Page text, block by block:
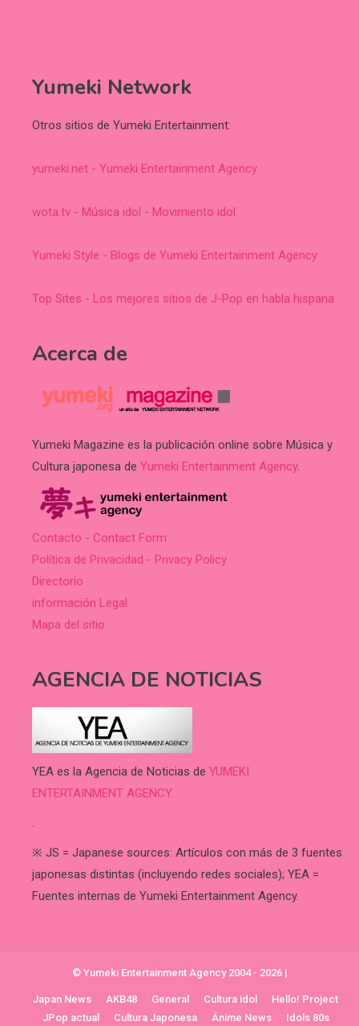
Yumeki Network
Otros sitios de Yumeki Entertainment:
yumeki.net - Yumeki Entertainment Agency
wota.tv - Música idol - Movimiento idol
Yumeki Style - Blogs de Yumeki Entertainment Agency
Top Sites - Los mejores sitios de J-Pop en habla hispana
Acerca de
Yumeki Magazine es la publicación online sobre Música y
Cultura japonesa de Yumeki Entertainment Agency.
Contacto - Contact Form
Política de Privacidad - Privacy Policy
Directorio
información Legal
Mapa del sitio
AGENCIA DE NOTICIAS
YEA es la Agencia de Noticias de YUMEKI
ENTERTAINMENT AGENCY.
.
※ JS = Japanese sources: Artículos con más de 3 fuentes
japonesas distintas (incluyendo redes sociales); YEA =
Fuentes internas de Yumeki Entertainment Agency.
© Yumeki Entertainment Agency 2004 - 2026 |
Japan News AKB48 General Cultura idol
Hello! Project
JPop actual
Cultura Japonesa Ánime News Idols 80s